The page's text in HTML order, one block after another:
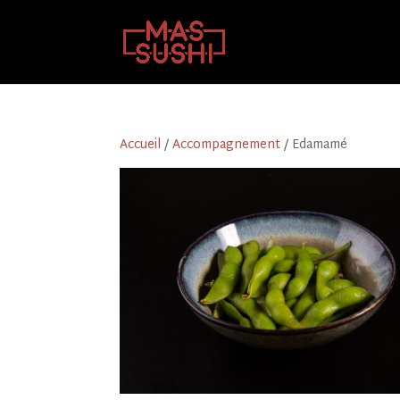
Accueil /Accompagnement/ Edamamé